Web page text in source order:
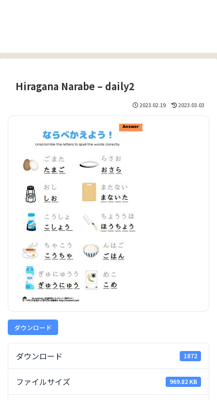
Hiragana Narabe – daily2
2023.02.19 2023.03.03
ダウンロード
ダウンロード 1872
ファイルサイズ 969.82 KB